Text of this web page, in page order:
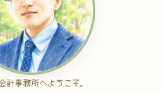
計事務所へようこそ。